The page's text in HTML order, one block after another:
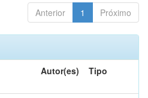
Anterior 1 Próximo
Autor(es) Tipo